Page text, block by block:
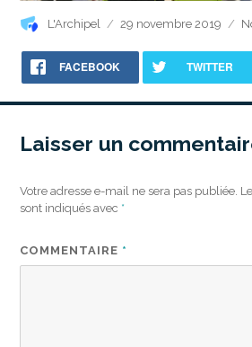
Auteur
L'Archipel
Publié
29 novembre 2019
FACEBOOK TWITTER
Laisser un
Votre adresse e-mail ne sera pas publiée.
sont indiqués avec *
COMMENTAIRE *